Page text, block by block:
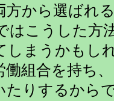
方から選ばれ
はこうした方
しまうかもし
働組合を持ち
たりするから